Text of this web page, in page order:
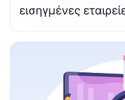
εισηγμένες